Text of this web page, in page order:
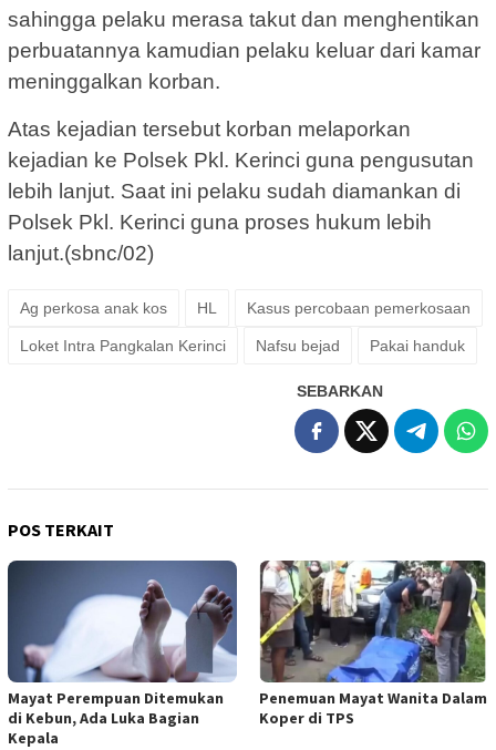
sahingga pelaku merasa takut dan menghentikan
perbuatannya kamudian pelaku keluar dari kamar
meninggalkan korban.
Atas kejadian tersebut korban melaporkan
kejadian ke Polsek Pkl. Kerinci guna pengusutan
lebih lanjut. Saat ini pelaku sudah diamankan di
Polsek Pkl. Kerinci guna proses hukum lebih
lanjut.(sbnc/02)
Ag perkosa anak kos HL Kasus percobaan pemerkosaan
Loket Intra Pangkalan Kerinci Nafsu bejad Pakai handuk
SEBARKAN
POS TERKAIT
Mayat Perempuan Ditemukan
di Kebun, Ada Luka Bagian
Kepala
Penemuan Mayat Wanita Dalam
Koper di TPS